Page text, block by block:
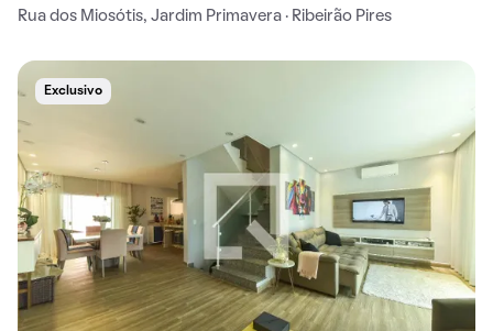
Rua dos Miosótis, Jardim Primavera · Ribeirão Pires
Exclusivo